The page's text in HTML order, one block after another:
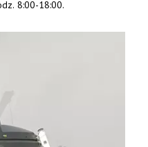
8:00-18:00.